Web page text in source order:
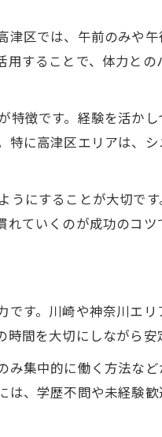
区では、午前のみや
することで、体力と
徴です。経験を活か
に高津区エリアは、
にすることが大切で
ていくのが成功のコツ
す。川崎や神奈川エリ
間を大切にしながら安
集中的に働く方法な
、学歴不問や未経験